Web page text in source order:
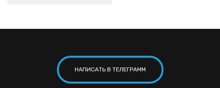
НАПИСАТЬ В ТЕЛЕГРАММ